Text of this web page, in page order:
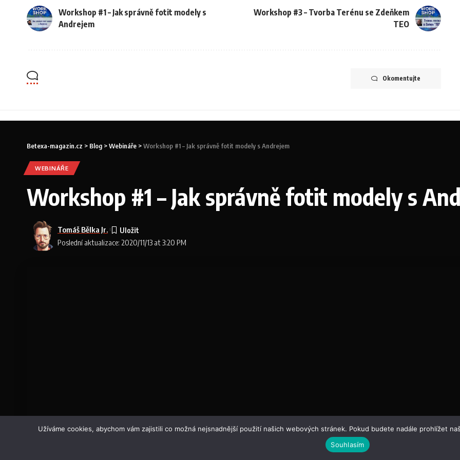
Workshop #1 – Jak správně fotit modely s
Andrejem
Workshop #3 – Tvorba Terénu se Zdeňkem
TEO
Okomentujte
Betexa-magazin.cz > Blog >Webináře >Workshop #1 – Jak správně fotit modely s Andrejem
WEBINÁŘE
Workshop #1 – Jak správně fotit modely s
Poslední aktualizace: 2020/11/13 at 3:20 PM
Tomáš Bělka Jr.
Užíváme cookies, abychom vám zajistili co možná nejsnadnější použití našich webových stránek. Pokud budete nadále prohlížet
Souhlasím